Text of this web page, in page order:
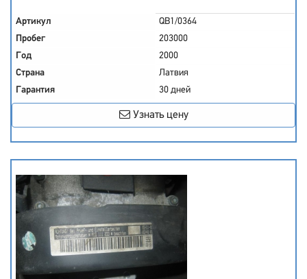
Артикул
QB1/0364
Пробег
203000
Год
2000
Страна
Латвия
Гарантия
30 дней
Узнать цену